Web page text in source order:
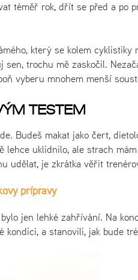
téměř rok, dřít se před a po
který se kolem cyklistiky
trochu mě zaskočil.
vyberu mnohem menší
TESTEM
Budeš makat jako čert,
lehce uklidnilo, ale strach
udělat, je zkrátka věřit
přípravy
jen lehké zahřívání. Na
a stanovili, jak bude